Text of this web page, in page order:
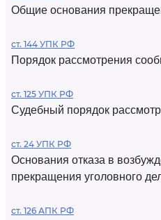
Общие основания
ст. 144 УПК РФ
Порядок рассмотрения
ст. 125 УПК РФ
Судебный порядок
ст. 24 УПК РФ
Основания отказа в
прекращения уголовного
ст. 126 АПК РФ